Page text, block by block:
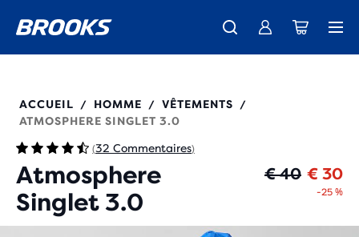
Expéditions gratuites sur les achats de plus de € 100
La toute nouvelle Ghost Amp est là - Acheter Femme Homme
Découvre la nouvelle collection Cascadia - Acheter maintenant
211539ACCUEIL / HOMME / VÊTEMENTS
/
ATMOSPHERE SINGLET 3.0
(32 Commentaires)
Atmosphere
Singlet 3.0
€ 40 € 30
-25 %